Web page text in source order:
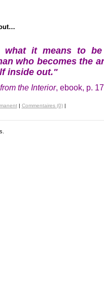
what it means to
who becomes the
inside out."
the Interior, ebook, p.
| Commentaires (0)|